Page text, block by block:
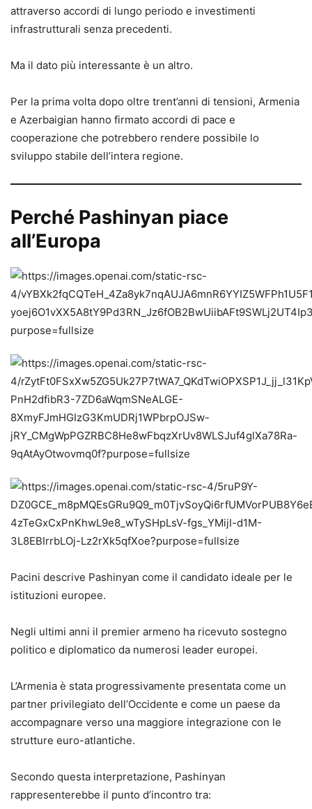
attraverso accordi di lungo periodo e investimenti
infrastrutturali senza precedenti.
Ma il dato più interessante è un altro.
Per la prima volta dopo oltre trent’anni di tensioni, Armenia
e Azerbaigian hanno firmato accordi di pace e
cooperazione che potrebbero rendere possibile lo
sviluppo stabile dell’intera regione.
Perché Pashinyan piace
all’Europa
Pacini descrive Pashinyan come il candidato ideale per le
istituzioni europee.
Negli ultimi anni il premier armeno ha ricevuto sostegno
politico e diplomatico da numerosi leader europei.
L’Armenia è stata progressivamente presentata come un
partner privilegiato dell’Occidente e come un paese da
accompagnare verso una maggiore integrazione con le
strutture euro-atlantiche.
Secondo questa interpretazione, Pashinyan
rappresenterebbe il punto d’incontro tra: